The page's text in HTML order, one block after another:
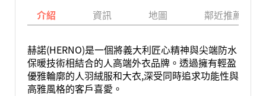
介紹 資訊 地圖 鄰近推薦景點
赫諾(HERNO)是一個將義大利匠心精神與尖端防水
保暖技術相結合的人高端外衣品牌。透過擁有輕盈
優雅輪廓的人羽絨服和大衣,深受同時追求功能性與
高雅風格的客戶喜愛。